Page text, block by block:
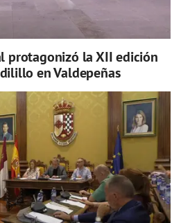
protagonizó la XII edición
en Valdepeñas